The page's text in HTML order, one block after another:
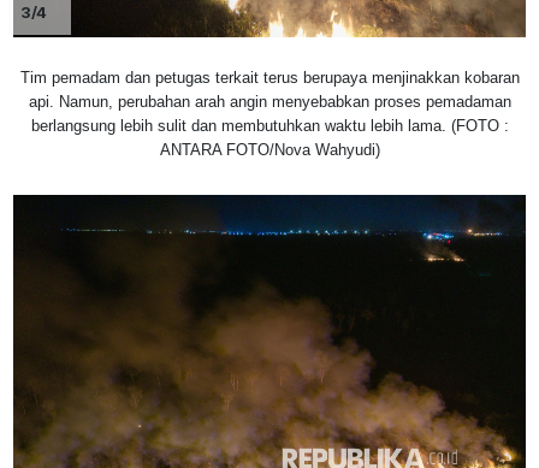
3/4
Tim pemadam dan petugas terkait terus berupaya menjinakkan kobaran
api. Namun, perubahan arah angin menyebabkan proses pemadaman
berlangsung lebih sulit dan membutuhkan waktu lebih lama. (FOTO :
ANTARA FOTO/Nova Wahyudi)